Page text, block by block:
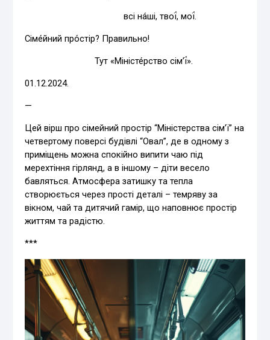
всі на́ші, твої́, мої́.
Сіме́йний про́стір? Правильно!
Тут «Міністе́рство сім’ї́».
01.12.2024.
—
Цей вірш про сімейний простір “Міністерства сім’ї” на
четвертому поверсі будівлі “Овал”, де в одному з
приміщень можна спокійно випити чаю під
мерехтіння гірлянд, а в іншому – діти весело
бавляться. Атмосфера затишку та тепла
створюється через прості деталі – темряву за
вікном, чай та дитячий гамір, що наповнює простір
життям та радістю.
***